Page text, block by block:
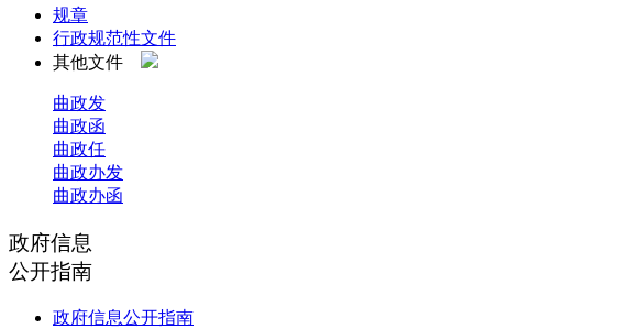
规章
行政规范性文件
其他文件
曲政发
曲政函
曲政任
曲政办发
曲政办函
政府信息
公开指南
政府信息公开指南